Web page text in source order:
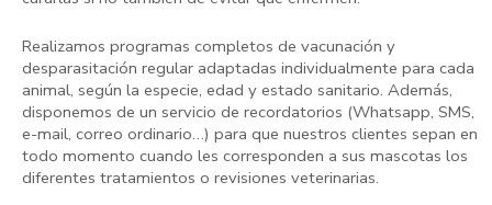
Realizamos programas completos de vacunación y
desparasitación regular adaptadas individualmente para cada
animal, según la especie, edad y estado sanitario. Además,
disponemos de un servicio de recordatorios (Whatsapp, SMS,
e-mail, correo ordinario…) para que nuestros clientes sepan en
todo momento cuando les corresponden a sus mascotas los
diferentes tratamientos o revisiones veterinarias.